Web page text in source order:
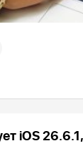
iOS